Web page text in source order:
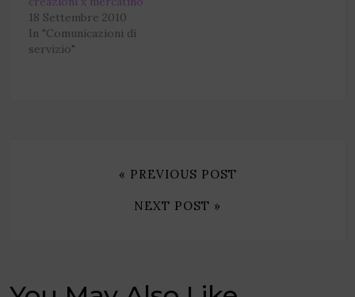
18 Settembre 2010
In "Comunicazioni di
servizio"
« PREVIOUS POST
NEXT POST »